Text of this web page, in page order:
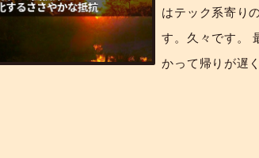
はテック系寄り
す。久々です。
かって帰りが遅